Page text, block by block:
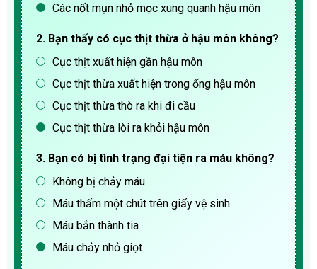
Các nốt mụn nhỏ mọc xung quanh hậu môn
2. Bạn thấy có cục thịt thừa ở hậu môn không?
Cục thịt xuất hiện gần hậu môn
Cục thịt thừa xuất hiện trong ống hậu môn
Cục thịt thừa thò ra khi đi cầu
Cục thịt thừa lòi ra khỏi hậu môn
3. Bạn có bị tình trạng đại tiện ra máu không?
Không bị chảy máu
Máu thấm một chút trên giấy vệ sinh
Máu bắn thành tia
Máu chảy nhỏ giọt